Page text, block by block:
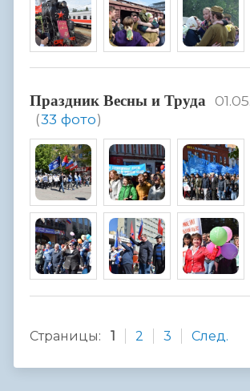
Праздник Весны и Труда
(33 фото)
Страницы: 1 2 3 След.